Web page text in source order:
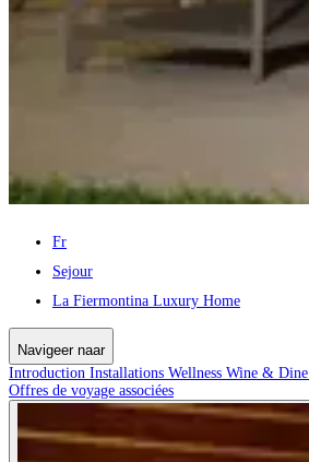
Fr
Sejour
La Fiermontina Luxury Home
Navigeer naar
Introduction Installations Wellness Wine & Dine
Offres de voyage associées